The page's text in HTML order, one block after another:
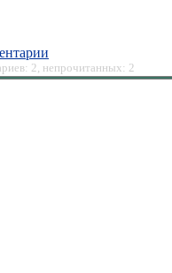
2, непрочитанных: 2